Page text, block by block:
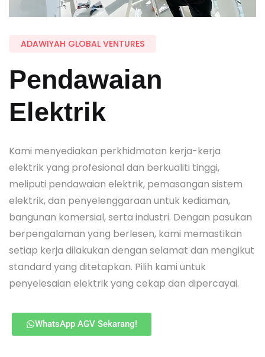
ADAWIYAH GLOBAL VENTURES
Pendawaian
Elektrik
Kami menyediakan perkhidmatan kerja-kerja
elektrik yang profesional dan berkualiti tinggi,
meliputi pendawaian elektrik, pemasangan sistem
elektrik, dan penyelenggaraan untuk kediaman,
bangunan komersial, serta industri. Dengan pasukan
berpengalaman yang berlesen, kami memastikan
setiap kerja dilakukan dengan selamat dan mengikut
standard yang ditetapkan. Pilih kami untuk
penyelesaian elektrik yang cekap dan dipercayai.
WhatsApp AGV Sekarang!